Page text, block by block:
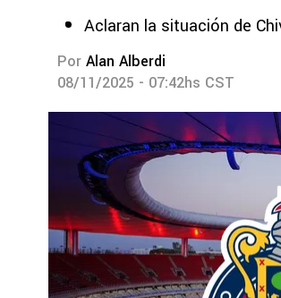
Aclaran la situación de
Por Alan Alberdi
08/11/2025 - 07:42hs CST